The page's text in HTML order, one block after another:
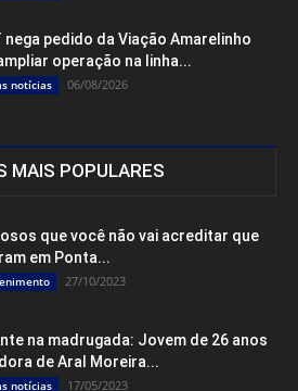
nega pedido da Viação Amarelinho
operação na linha...
notícias 06/08/2026
MAIS POPULARES
que você não vai acreditar que
em Ponta...
27/10/2023
na madrugada: Jovem de 26 anos
de Aral Moreira...
notícias 17/05/2023